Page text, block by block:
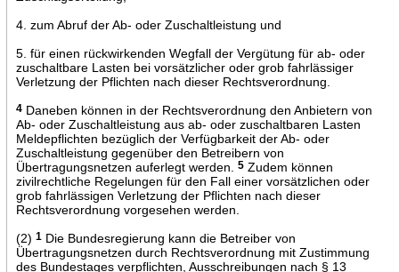
4. zum Abruf der Ab- oder Zuschaltleistung und
5. für einen rückwirkenden Wegfall der Vergütung für ab- oder
zuschaltbare Lasten bei vorsätzlicher oder grob fahrlässiger
Verletzung der Pflichten nach dieser Rechtsverordnung.
4Daneben können in der Rechtsverordnung den Anbietern von
Ab- oder Zuschaltleistung aus ab- oder zuschaltbaren Lasten
Meldepflichten bezüglich der Verfügbarkeit der Ab- oder
Zuschaltleistung gegenüber den Betreibern von
Übertragungsnetzen auferlegt werden.
5Zudem können
zivilrechtliche Regelungen für den Fall einer vorsätzlichen oder
grob fahrlässigen Verletzung der Pflichten nach dieser
Rechtsverordnung vorgesehen werden.
(2) 1Die Bundesregierung kann die Betreiber von
Übertragungsnetzen durch Rechtsverordnung mit Zustimmung
des Bundestages verpflichten, Ausschreibungen nach § 13